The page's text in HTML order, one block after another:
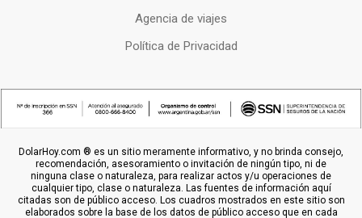
Agencia de viajes
Política de Privacidad
DolarHoy.com ® es un sitio meramente informativo, y no brinda consejo,
recomendación, asesoramiento o invitación de ningún tipo, ni de
ninguna clase o naturaleza, para realizar actos y/u operaciones de
cualquier tipo, clase o naturaleza. Las fuentes de información aquí
citadas son de público acceso. Los cuadros mostrados en este sitio son
elaborados sobre la base de los datos de público acceso que en cada